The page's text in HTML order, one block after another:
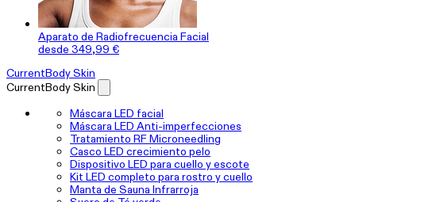
Aparato de Radiofrecuencia Facial
desde 349,99 €
CurrentBody Skin
CurrentBody Skin
Máscara LED facial
Máscara LED Anti-imperfecciones
Tratamiento RF Microneedling
Casco LED crecimiento pelo
Dispositivo LED para cuello y escote
Kit LED completo para rostro y cuello
Manta de Sauna Infrarroja